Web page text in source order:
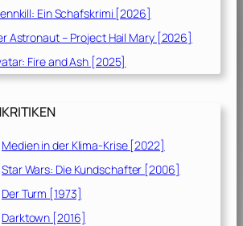
Ein Schafskrimi [2026]
Astronaut – Project Hail Mary [2026]
Fire and Ash [2025]
Medien in der Klima-Krise [2022]
Star Wars: Die Kundschafter [2006]
Der Turm [1973]
Darktown [2016]